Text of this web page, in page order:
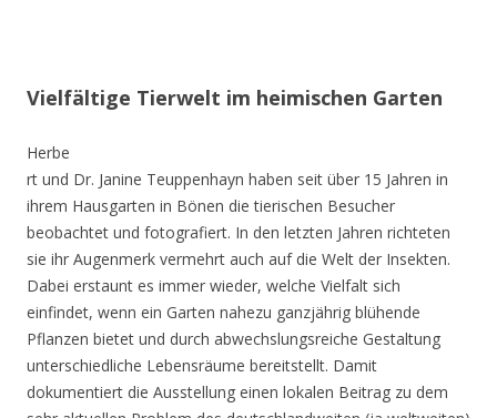
Vielfältige Tierwelt im heimischen Garten
Herbe
rt und Dr. Janine Teuppenhayn haben seit über 15 Jahren in
ihrem Hausgarten in Bönen die tierischen Besucher
beobachtet und fotografiert. In den letzten Jahren richteten
sie ihr Augenmerk vermehrt auch auf die Welt der Insekten.
Dabei erstaunt es immer wieder, welche Vielfalt sich
einfindet, wenn ein Garten nahezu ganzjährig blühende
Pflanzen bietet und durch abwechslungsreiche Gestaltung
unterschiedliche Lebensräume bereitstellt. Damit
dokumentiert die Ausstellung einen lokalen Beitrag zu dem